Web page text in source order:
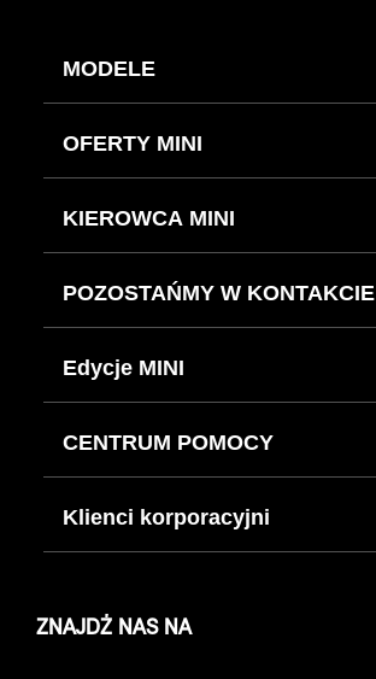
MODELE
OFERTY MINI
KIEROWCA MINI
POZOSTAŃMY W KONTAKCIE
Edycje MINI
CENTRUM POMOCY
Klienci korporacyjni
ZNAJDŹ NAS NA